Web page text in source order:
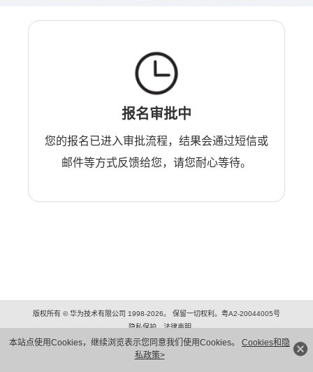
本站点使用Cookies，继续浏览表示您同意我们使用Cookies。 Cookies和隐
私政策>
报名审批中
您的报名已进入审批流程，结果会通过短信或
邮件等方式反馈给您，请您耐心等待。
版权所有 © 华为技术有限公司 1998-2026。 保留一切权利。粤A2-20044005号
隐私保护
法律声明